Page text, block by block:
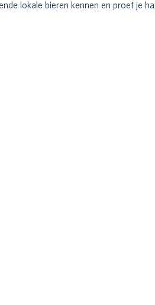
lokale bieren kennen en proef je